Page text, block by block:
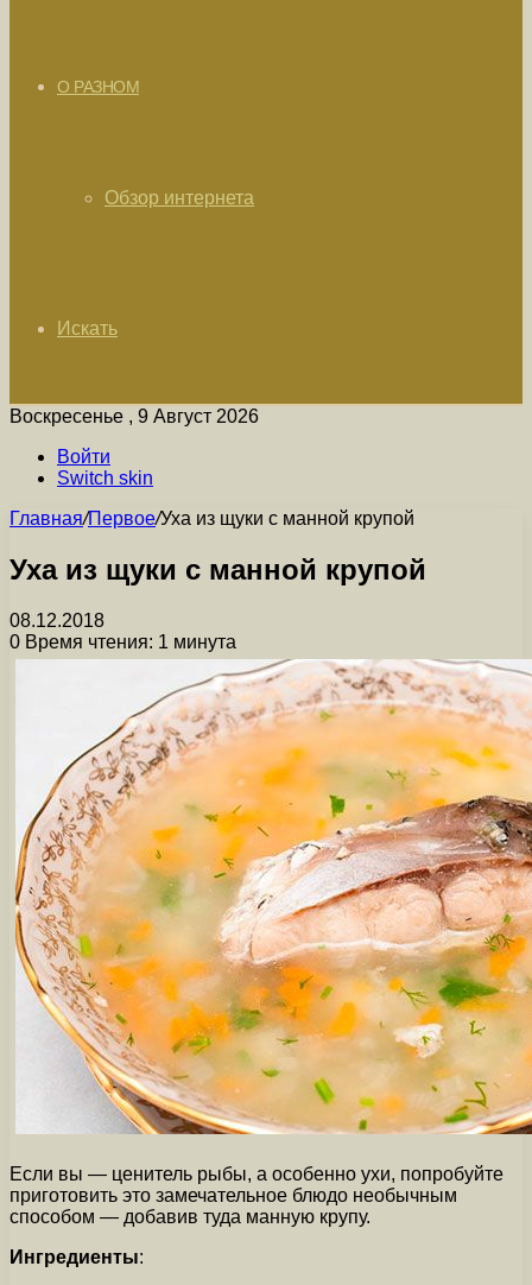
О РАЗНОМ
Обзор интернета
Искать
Воскресенье , 9 Август 2026
Войти
Switch skin
Главная/Первое/Уха из щуки с манной крупой
Уха из щуки с манной крупой
08.12.2018
0 Время чтения: 1 минута
Если вы — ценитель рыбы, а особенно ухи, попробуйте
приготовить это замечательное блюдо необычным
способом — добавив туда манную крупу.
Ингредиенты: